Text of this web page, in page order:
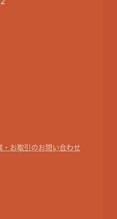
・お取引のお問い合わせ